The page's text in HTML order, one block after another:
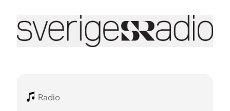
Radio